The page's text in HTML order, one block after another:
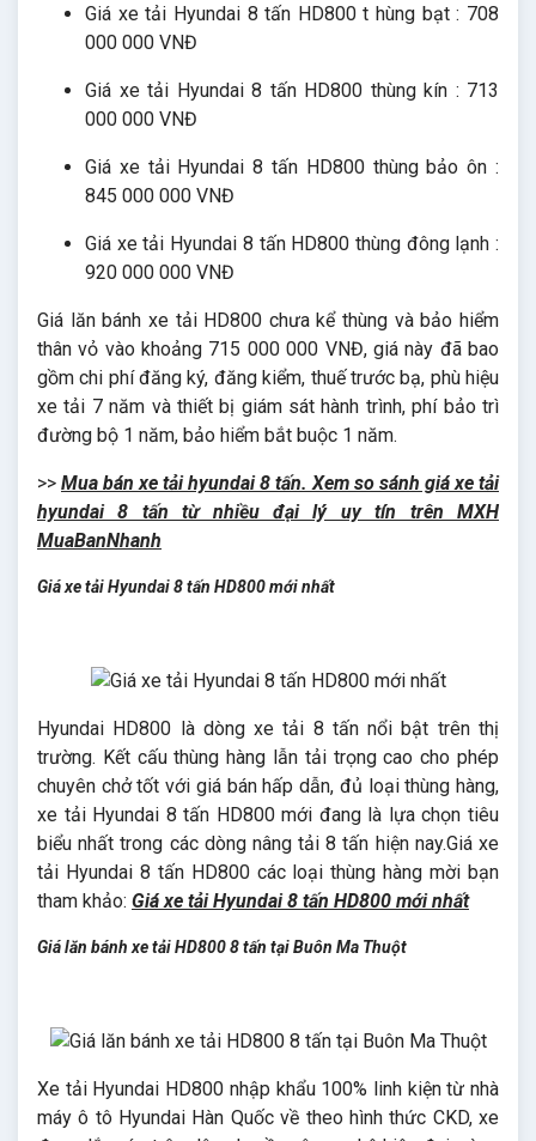
Giá xe tải Hyundai 8 tấn HD800 t hùng bạt : 708
000 000 VNĐ
Giá xe tải Hyundai 8 tấn HD800 thùng kín : 713
000 000 VNĐ
Giá xe tải Hyundai 8 tấn HD800 thùng bảo ôn :
845 000 000 VNĐ
Giá xe tải Hyundai 8 tấn HD800 thùng đông lạnh :
920 000 000 VNĐ
Giá lăn bánh xe tải HD800 chưa kể thùng và bảo hiểm
thân vỏ vào khoảng 715 000 000 VNĐ, giá này đã bao
gồm chi phí đăng ký, đăng kiểm, thuế trước bạ, phù hiệu
xe tải 7 năm và thiết bị giám sát hành trình, phí bảo trì
đường bộ 1 năm, bảo hiểm bắt buộc 1 năm.
>> Mua bán xe tải hyundai 8 tấn. Xem so sánh giá xe tải
hyundai 8 tấn từ nhiều đại lý uy tín trên MXH
MuaBanNhanh
Giá xe tải Hyundai 8 tấn HD800 mới nhất
Hyundai HD800 là dòng xe tải 8 tấn nổi bật trên thị
trường. Kết cấu thùng hàng lẫn tải trọng cao cho phép
chuyên chở tốt với giá bán hấp dẫn, đủ loại thùng hàng,
xe tải Hyundai 8 tấn HD800 mới đang là lựa chọn tiêu
biểu nhất trong các dòng nâng tải 8 tấn hiện nay.Giá xe
tải Hyundai 8 tấn HD800 các loại thùng hàng mời bạn
tham khảo: Giá xe tải Hyundai 8 tấn HD800 mới nhất
Giá lăn bánh xe tải HD800 8 tấn tại Buôn Ma Thuột
Xe tải Hyundai HD800 nhập khẩu 100% linh kiện từ nhà
máy ô tô Hyundai Hàn Quốc về theo hình thức CKD, xe